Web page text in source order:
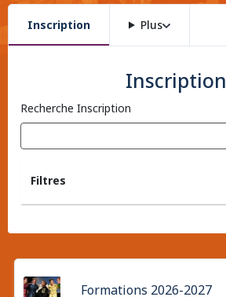
Inscription Plus
Inscription
Recherche Inscription
Filtres
Formations 2026-2027